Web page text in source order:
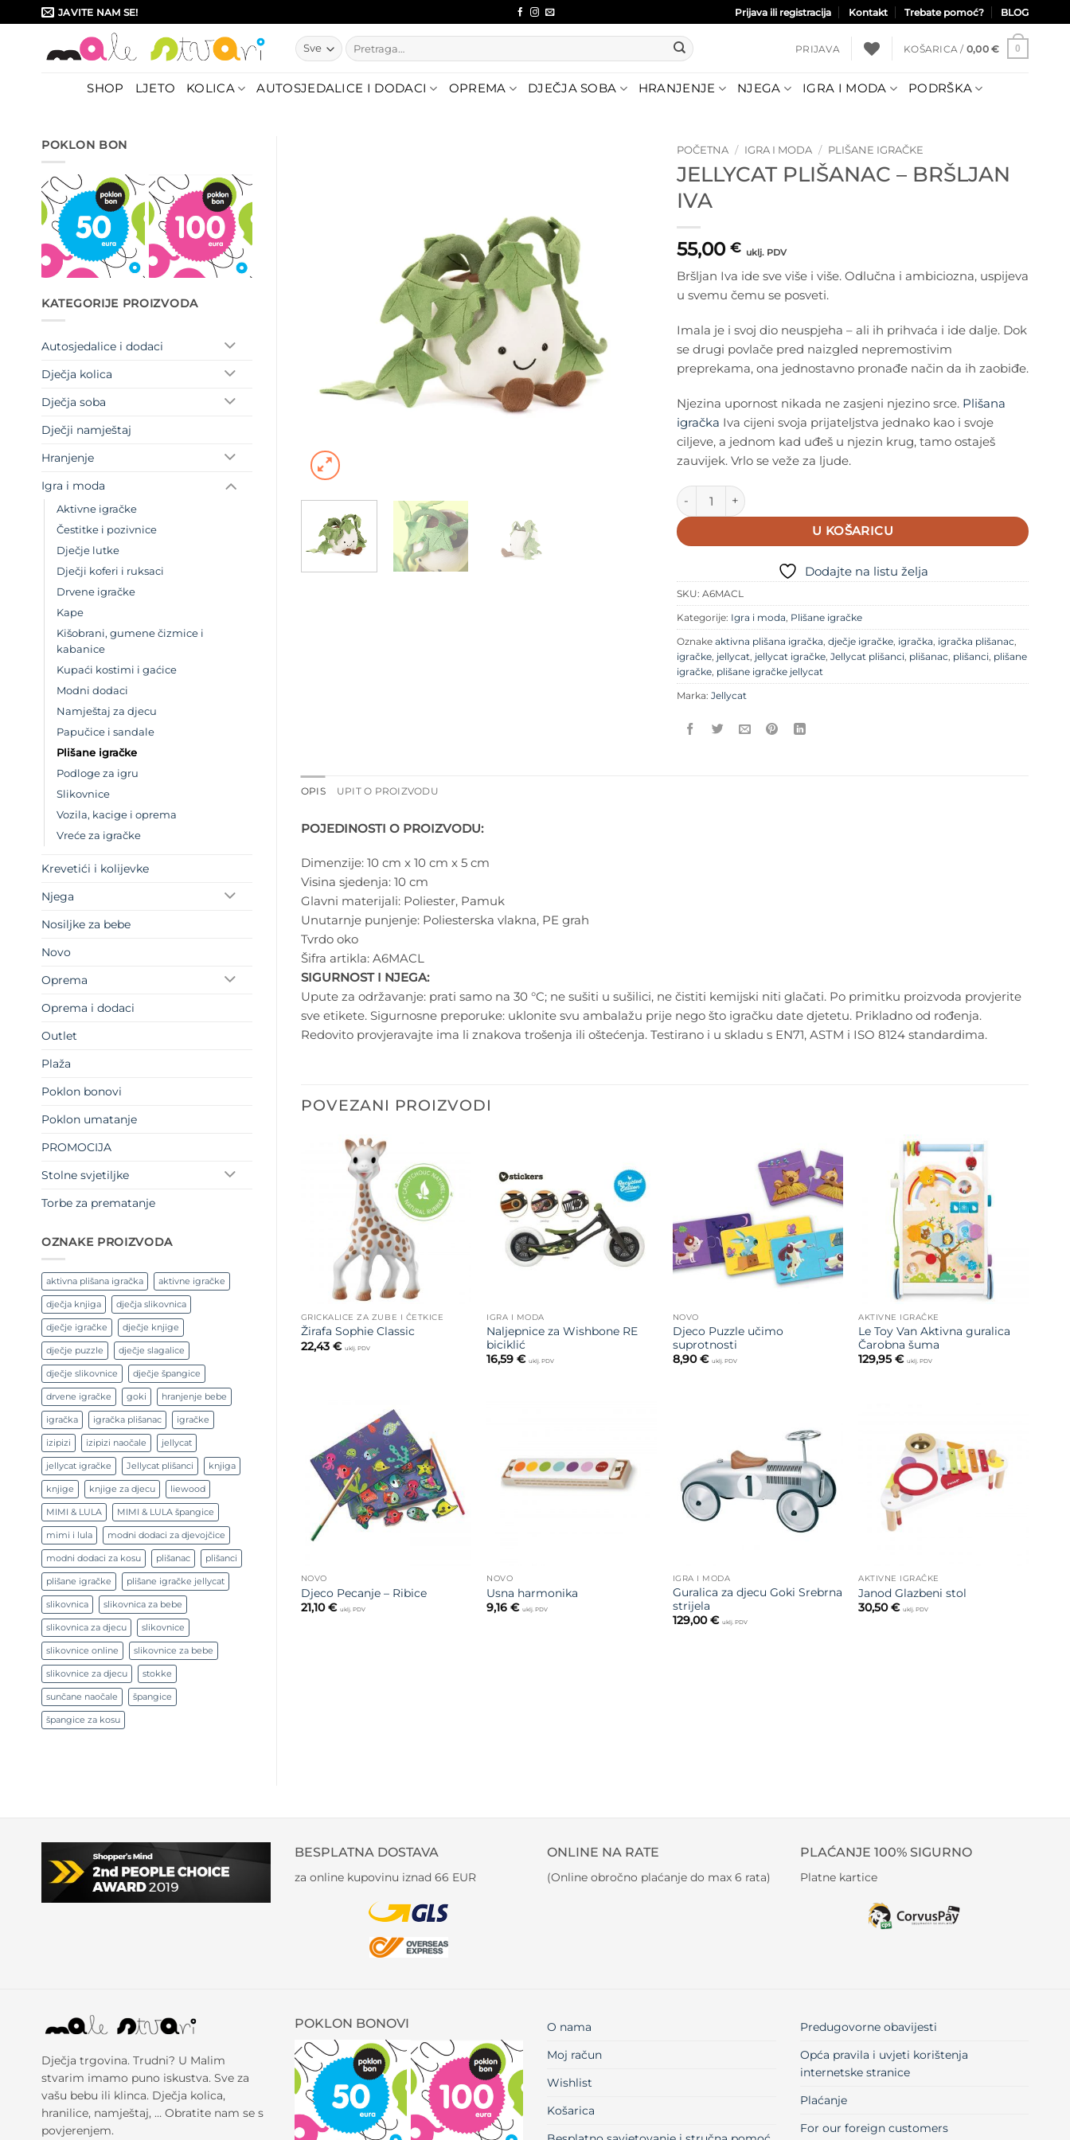
to
JAVITE NAM SE! Prijava ili registracija Kontakt Trebate pomoć? BLOG
Pretraži:
PRIJAVA KOŠARICA / 0,00 € 0
SHOP LJETO KOLICA AUTOSJEDALICE I DODACI OPREMA DJEČJA SOBA HRANJENJE NJEGA IGRA I MODA PODRŠKA
POKLON BON
KATEGORIJE PROIZVODA
Autosjedalice i dodaci
Dječja kolica
Dječja soba
Dječji namještaj
Hranjenje
Igra i moda
Aktivne igračke
Čestitke i pozivnice
Dječje lutke
Dječji koferi i ruksaci
Drvene igračke
Kape
Kišobrani, gumene čizmice i
kabanice
Kupaći kostimi i gaćice
Modni dodaci
Namještaj za djecu
Papučice i sandale
Plišane igračke
Podloge za igru
Slikovnice
Vozila, kacige i oprema
Vreće za igračke
Krevetići i kolijevke
Njega
Nosiljke za bebe
Novo
Oprema
Oprema i dodaci
Outlet
Plaža
Poklon bonovi
Poklon umatanje
PROMOCIJA
Stolne svjetiljke
Torbe za prematanje
OZNAKE PROIZVODA
aktivna plišana igračka aktivne igračke
dječja knjiga dječja slikovnica
dječje igračke dječje knjige
dječje puzzle dječje slagalice
dječje slikovnice dječje špangice
drvene igračke goki hranjenje bebe
igračka igračka plišanac igračke
izipizi izipizi naočale jellycat
jellycat igračke Jellycat plišanci knjiga
knjige knjige za djecu liewood
MIMI & LULA MIMI & LULA špangice
mimi i lula modni dodaci za djevojčice
modni dodaci za kosu plišanac plišanci
plišane igračke plišane igračke jellycat
slikovnica slikovnica za bebe
slikovnica za djecu slikovnice
slikovnice online slikovnice za bebe
slikovnice za djecu stokke
sunčane naočale špangice
špangice za kosu
POČETNA / IGRA I MODA / PLIŠANE IGRAČKE
JELLYCAT PLIŠANAC – BRŠLJAN
IVA
55,00 € uklj. PDV
Bršljan Iva ide sve više i više. Odlučna i ambiciozna, uspijeva
u svemu čemu se posveti.
Imala je i svoj dio neuspjeha – ali ih prihvaća i ide dalje. Dok
se drugi povlače pred naizgled nepremostivim
preprekama, ona jednostavno pronađe način da ih zaobiđe.
Njezina upornost nikada ne zasjeni njezino srce. Plišana
igračka Iva cijeni svoja prijateljstva jednako kao i svoje
ciljeve, a jednom kad uđeš u njezin krug, tamo ostaješ
zauvijek. Vrlo se veže za ljude.
Jellycat plišanac - Bršljan Iva količina
U KOŠARICU
Dodajte na listu želja
SKU: A6MACL
Kategorije: Igra i moda, Plišane igračke
Oznake aktivna plišana igračka, dječje igračke, igračka, igračka plišanac,
igračke, jellycat, jellycat igračke, Jellycat plišanci, plišanac, plišanci, plišane
igračke, plišane igračke jellycat
Marka: Jellycat
OPIS UPIT O PROIZVODU
POJEDINOSTI O PROIZVODU:
Dimenzije: 10 cm x 10 cm x 5 cm
Visina sjedenja: 10 cm
Glavni materijali: Poliester, Pamuk
Unutarnje punjenje: Poliesterska vlakna, PE grah
Tvrdo oko
Šifra artikla: A6MACL
SIGURNOST I NJEGA:
Upute za održavanje: prati samo na 30 °C; ne sušiti u sušilici, ne čistiti kemijski niti glačati. Po primitku proizvoda provjerite
sve etikete. Sigurnosne preporuke: uklonite svu ambalažu prije nego što igračku date djetetu. Prikladno od rođenja.
Redovito provjeravajte ima li znakova trošenja ili oštećenja. Testirano i u skladu s EN71, ASTM i ISO 8124 standardima.
POVEZANI PROIZVODI
Dodajte
na listu
želja
GRICKALICE ZA ZUBE I ČETKICE
Žirafa Sophie Classic
22,43 € uklj. PDV
Dodajte
na listu
želja
IGRA I MODA
Naljepnice za Wishbone RE
biciklić
16,59€ uklj. PDV
Dodajte
na listu
želja
NOVO
Djeco Puzzle učimo
suprotnosti
8,90€ uklj. PDV
želja
AKTIVNE IGRAČKE
Le Toy Van Aktivna guralica
Čarobna šuma
129,95€ uklj. PDV
Dodajte
na listu
želja
NOVO
Djeco Pecanje – Ribice
21,10€ uklj. PDV
želja
NOVO
Usna harmonika
9,16€ uklj. PDV
Dodajte
na listu
želja
IGRA I MODA
Guralica za djecu Goki Srebrna
strijela
129,00€ uklj. PDV
na listu
želja
AKTIVNE IGRAČKE
Janod Glazbeni stol
30,50€ uklj. PDV
BESPLATNA DOSTAVA
za online kupovinu iznad 66 EUR
ONLINE NA RATE
(Online obročno plaćanje do max 6 rata)
PLAĆANJE 100% SIGURNO
Platne kartice
Dječja trgovina. Trudni? U Malim
stvarim imamo puno iskustva. Sve za
vašu bebu ili klinca. Dječja kolica,
hranilice, namještaj, … Obratite nam se s
povjerenjem.
POKLON BONOVI
O nama
Moj račun
Wishlist
Košarica
Predugovorne obavijesti
Opća pravila i uvjeti korištenja
internetske stranice
Plaćanje
For our foreign customers